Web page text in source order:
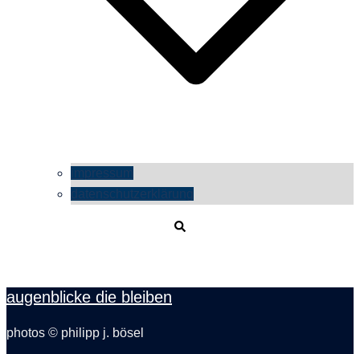
impressum
datenschutzerklärung
augenblicke die bleiben
photos © philipp j. bösel